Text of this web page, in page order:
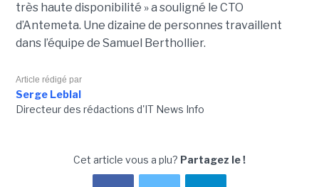
très haute disponibilité » a souligné le CTO
d’Antemeta. Une dizaine de personnes travaillent
dans l’équipe de Samuel Berthollier.
Article rédigé par
Serge Leblal
Directeur des rédactions d'IT News Info
Cet article vous a plu? Partagez le !